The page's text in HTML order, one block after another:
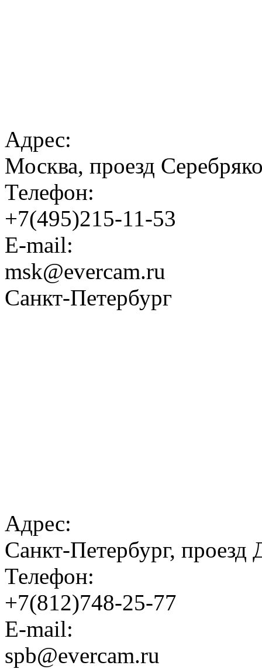
Адрес:
Москва, проезд
Телефон:
+7(495)215-11-53
E-mail:
msk@evercam.ru
Санкт-Петербург
Адрес:
Санкт-Петербург,
Телефон:
+7(812)748-25-77
E-mail:
spb@evercam.ru